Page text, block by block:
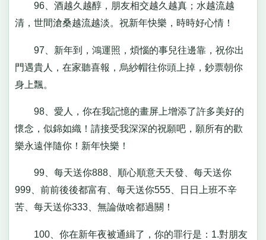
96、酒越久越醇，朋友相交越久越真；水越流越
清，世間滄桑越流越淡。祝新年快樂，時時好心情！
97、新年到，鴻運照，煩惱的事兒往邊靠，祝你出
門遇貴人，在家聽喜報，烏紗帽往你頭上掉，鈔票朝你
身上飄。
98、愛人，你在我記憶的畫屏上增添了許多美好的
懷念，似錦如織！請接受我深深的祝願吧，願所有的歡
樂永遠伴隨你！新年快樂！
99、每天送你888、順心順意天天發、每天送你
999、前前後後都富有、每天送你555、日日上班不辛
苦、每天送你333、無論做啥都過關！
100、你在新年夜被通緝了，你的罪行是：1.對朋友